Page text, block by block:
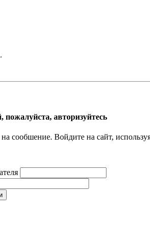
авторизуйтесь
сообшение. Войдите на сайт,